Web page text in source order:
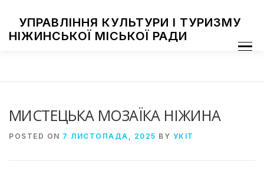
contentУПРАВЛІННЯ КУЛЬТУРИ І ТУРИЗМУ
НІЖИНСЬКОЇ МІСЬКОЇ РАДИ
Menu
МИСТЕЦЬКА МОЗАЇКА НІЖИНА
POSTED ON 7 ЛИСТОПАДА, 2025 BY УКІТ